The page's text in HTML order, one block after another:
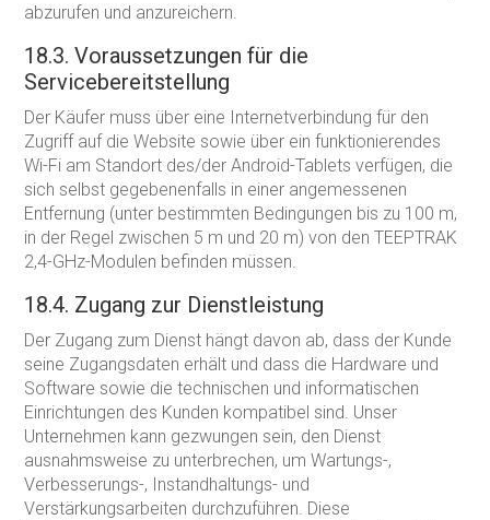
abzurufen und anzureichern.
18.3. Voraussetzungen für die
Servicebereitstellung
Der Käufer muss über eine Internetverbindung für den
Zugriff auf die Website sowie über ein funktionierendes
Wi-Fi am Standort des/der Android-Tablets verfügen, die
sich selbst gegebenenfalls in einer angemessenen
Entfernung (unter bestimmten Bedingungen bis zu 100 m,
in der Regel zwischen 5 m und 20 m) von den TEEPTRAK
2,4-GHz-Modulen befinden müssen.
18.4. Zugang zur Dienstleistung
Der Zugang zum Dienst hängt davon ab, dass der Kunde
seine Zugangsdaten erhält und dass die Hardware und
Software sowie die technischen und informatischen
Einrichtungen des Kunden kompatibel sind. Unser
Unternehmen kann gezwungen sein, den Dienst
ausnahmsweise zu unterbrechen, um Wartungs-,
Verbesserungs-, Instandhaltungs- und
Verstärkungsarbeiten durchzuführen. Diese